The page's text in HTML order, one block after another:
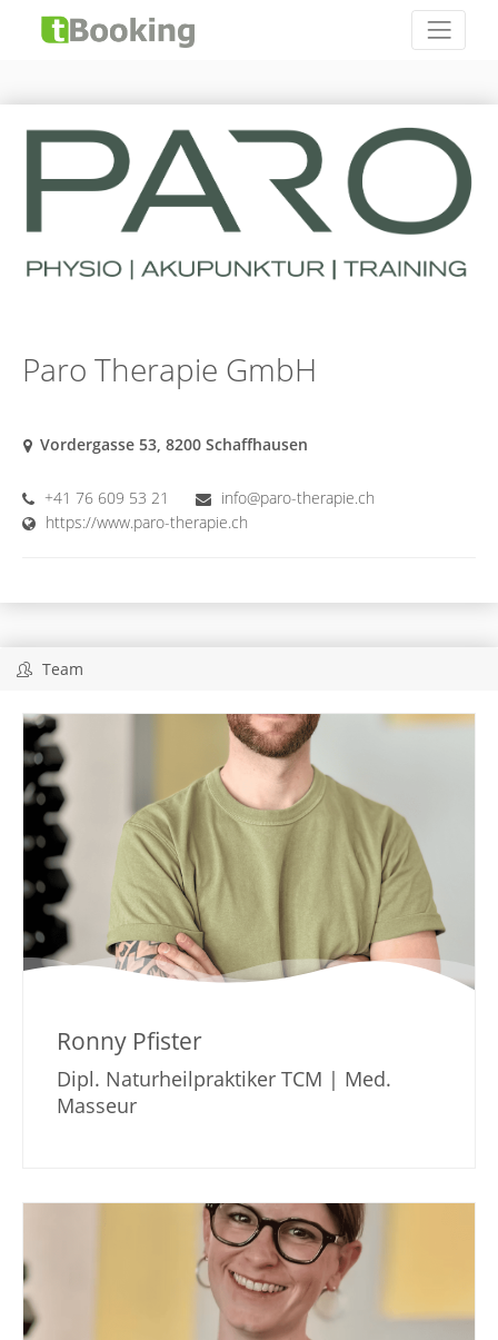
Paro Therapie GmbH
Vordergasse 53, 8200 Schaffhausen
+41 76 609 53 21
info@paro-therapie.ch
https://www.paro-therapie.ch
Team
Ronny Pfister
Dipl. Naturheilpraktiker TCM | Med.
Masseur